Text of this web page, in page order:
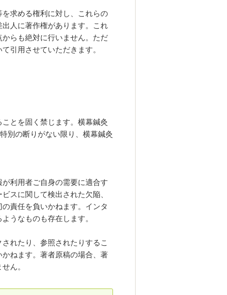
求める権利に対し、これらの
人に著作権があります。これ
らも絶対に行いません。ただ
引用させていただきます。
とを固く禁じます。横幕鍼灸
別の断りがない限り、横幕鍼灸
利用者ご自身の需要に適合す
スに関して検出された欠陥、
責任を負いかねます。インタ
うなものも存在します。
れたり、参照されたりするこ
ねます。著者原稿の場合、著
ん。